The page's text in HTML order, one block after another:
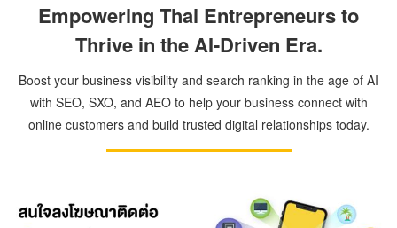
Empowering Thai Entrepreneurs to
Thrive in the AI-Driven Era.
Boost your business visibility and search ranking in the age of AI
with SEO, SXO, and AEO to help your business connect with
online customers and build trusted digital relationships today.